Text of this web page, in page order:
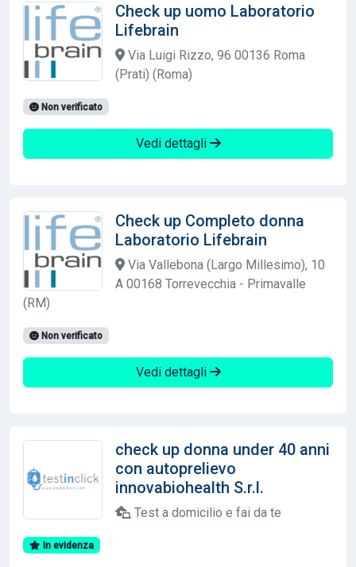
Check up uomo Laboratorio
Lifebrain
Via Luigi Rizzo, 96 00136 Roma
(Prati) (Roma)
Non verificato
Vedi dettagli
Check up Completo donna
Laboratorio Lifebrain
Via Vallebona (Largo Millesimo), 10
A 00168 Torrevecchia - Primavalle
(RM)
Non verificato
Vedi dettagli
check up donna under 40 anni
con autoprelievo
innovabiohealth S.r.l.
Test a domicilio e fai da te
In evidenza